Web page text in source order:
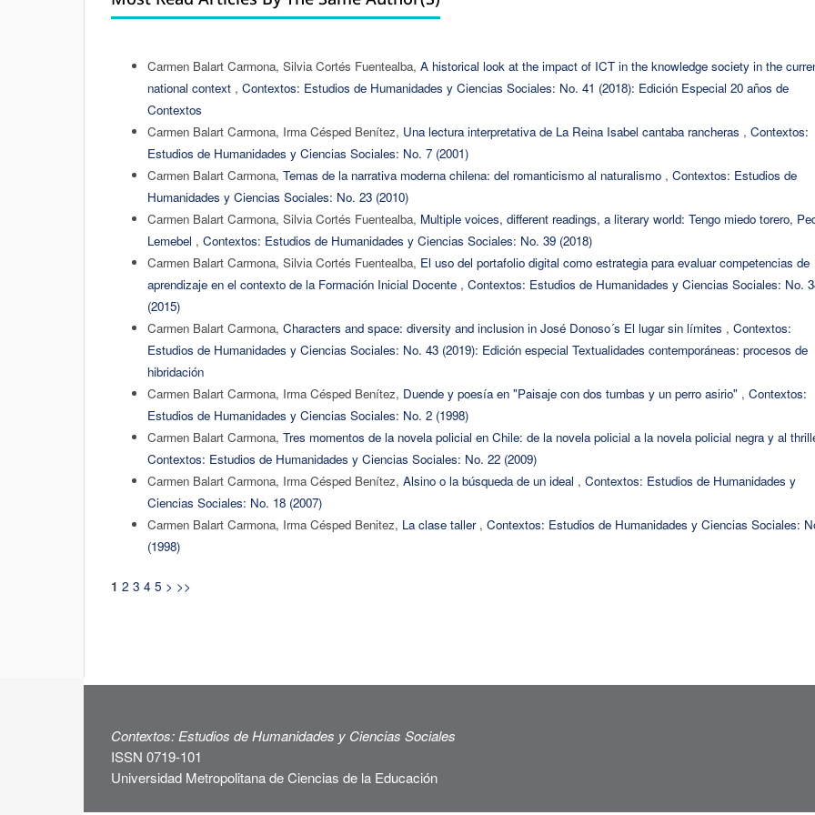
Carmen Balart Carmona, Silvia Cortés Fuentealba, A historical look at the impact of ICT in the knowledge society in the
national context , Contextos: Estudios de Humanidades y Ciencias Sociales: No. 41 (2018): Edición Especial 20 años de
Contextos
Carmen Balart Carmona, Irma Césped Benítez, Una lectura interpretativa de La Reina Isabel cantaba rancheras , Contextos:
Estudios de Humanidades y Ciencias Sociales: No. 7 (2001)
Carmen Balart Carmona, Temas de la narrativa moderna chilena: del romanticismo al naturalismo , Contextos: Estudios de
Humanidades y Ciencias Sociales: No. 23 (2010)
Carmen Balart Carmona, Silvia Cortés Fuentealba, Multiple voices, different readings, a literary world: Tengo miedo torero,
Lemebel , Contextos: Estudios de Humanidades y Ciencias Sociales: No. 39 (2018)
Carmen Balart Carmona, Silvia Cortés Fuentealba, El uso del portafolio digital como estrategia para evaluar competencias de
aprendizaje en el contexto de la Formación Inicial Docente , Contextos: Estudios de Humanidades y Ciencias Sociales: No.
(2015)
Carmen Balart Carmona, Characters and space: diversity and inclusion in José Donoso´s El lugar sin límites , Contextos:
Estudios de Humanidades y Ciencias Sociales: No. 43 (2019): Edición especial Textualidades contemporáneas: procesos de
hibridación
Carmen Balart Carmona, Irma Césped Benítez, Duende y poesía en "Paisaje con dos tumbas y un perro asirio" , Contextos:
Estudios de Humanidades y Ciencias Sociales: No. 2 (1998)
Carmen Balart Carmona, Tres momentos de la novela policial en Chile: de la novela policial a la novela policial negra y al
Contextos: Estudios de Humanidades y Ciencias Sociales: No. 22 (2009)
Carmen Balart Carmona, Irma Césped Benítez, Alsino o la búsqueda de un ideal , Contextos: Estudios de Humanidades y
Ciencias Sociales: No. 18 (2007)
Carmen Balart Carmona, Irma Césped Benitez, La clase taller , Contextos: Estudios de Humanidades y Ciencias Sociales:
(1998)
1 2 3 4 5 > >>
Contextos: Estudios de Humanidades y Ciencias Sociales
ISSN 0719-101
Universidad Metropolitana de Ciencias de la Educación